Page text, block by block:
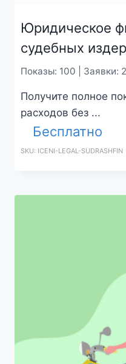
Юридическое
судебных
Показы: 100 | Заявки:
Получите полное
расходов без ...
Бесплатно
SKU: ICENI-LEGAL-SUDRASHFIN